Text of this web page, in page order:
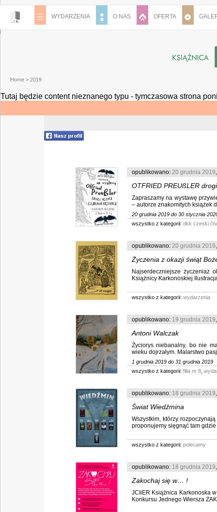
WYDARZENIA O NAS OFERTA
Home > 2019
Tutaj będzie content nieznanego typu - tymczasowa strona
opublikowano: 20 grudnia 2019
OTFRIED PREUßLER
Zapraszamy na wystawę
– autorze znakomitych książek
20 grudnia 2019 do 30 stycznia
wszystko z kategorii: dkk czeski
opublikowano: 20 grudnia 2019
Życzenia z okazji świąt
Najserdeczniejsze życzeniaz
Książnicy Karkonoskiej
wszystko z kategorii: wydarzenia
opublikowano: 19 grudnia 2019
Antoni Walczak
Kwiaty, pejzaże górskie –
Życiorys niebanalny, bo nie
wieku dojrzałym. Malarstwo
1 grudnia 2019 do 31 grudnia 2019
wszystko z kategorii: filia nr 8
opublikowano: 18 grudnia 2019
Świat Wiedźmina
Wszystkim, którzy
proponujemy sięgnąć tam
wszystko z kategorii: polecamy
opublikowano: 18 grudnia 2019
Zakochaj się w… !
JCIiER Książnica Karkonoska
Konkursu Jednego Wiersza